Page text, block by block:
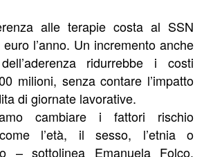
alle terapie costa al SSN
l’anno. Un incremento anche
ridurrebbe i costi
milioni, senza contare l’impatto
di giornate lavorative.
cambiare i fattori rischio
l’età, il sesso, l’etnia o
– sottolinea Emanuela Folco,